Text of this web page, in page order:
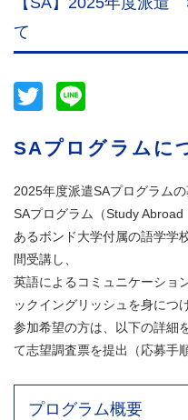
て
Twitter
SAプログラムに
2025年度派遣SAプログラム
SAプログラム（Study
あるボンド大学付属の語学学
間受講し、
英語によるコミュニケーショ
ックイングリッシュを身につ
参加希望の方は、以下の詳細
て志望調査票を提出（応募手
プログラム概要